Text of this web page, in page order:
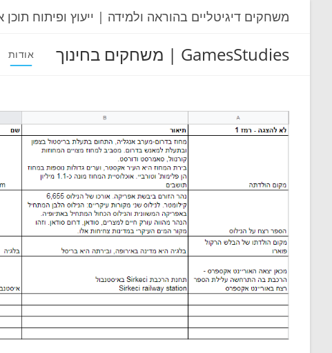
משחקים דיגיטליים בהוראה ולמידה | ייעוץ ופיתוח
GamesStudies | משחקים בחינוך אודות